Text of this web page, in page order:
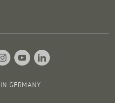
GERMANY